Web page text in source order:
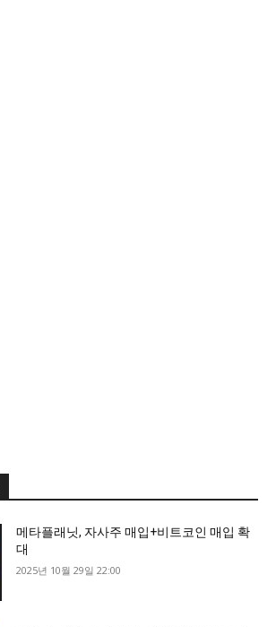
메타플래닛, 자사주 매입+비트코인 매입 확
대
2025년 10월 29일 22:00